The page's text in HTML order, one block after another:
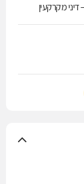
דיני מקרקעין